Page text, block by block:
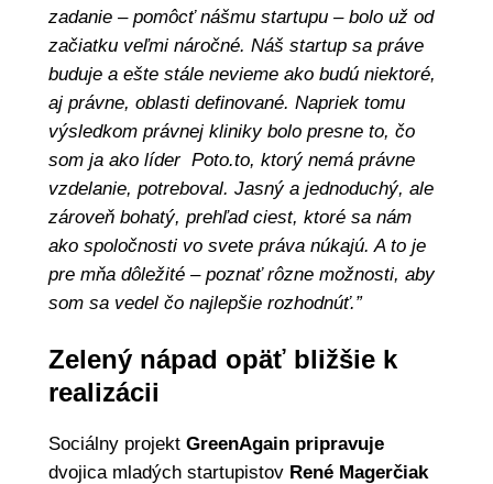
zadanie – pomôcť nášmu startupu – bolo už od
začiatku veľmi náročné. Náš startup sa práve
buduje a ešte stále nevieme ako budú niektoré,
aj právne, oblasti definované. Napriek tomu
výsledkom právnej kliniky bolo presne to, čo
som ja ako líder Poto.to, ktorý nemá právne
vzdelanie, potreboval. Jasný a jednoduchý, ale
zároveň bohatý, prehľad ciest, ktoré sa nám
ako spoločnosti vo svete práva núkajú. A to je
pre mňa dôležité – poznať rôzne možnosti, aby
som sa vedel čo najlepšie rozhodnúť.”
Zelený nápad opäť bližšie k
realizácii
Sociálny projekt GreenAgain pripravuje
dvojica mladých startupistov René Magerčiak